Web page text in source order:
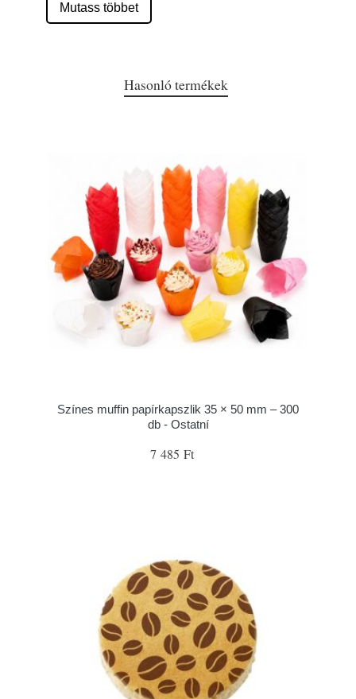
Mutass többet
Hasonló termékek
Színes muffin papírkapszlik 35 × 50 mm – 300
db - Ostatní
7 485 Ft